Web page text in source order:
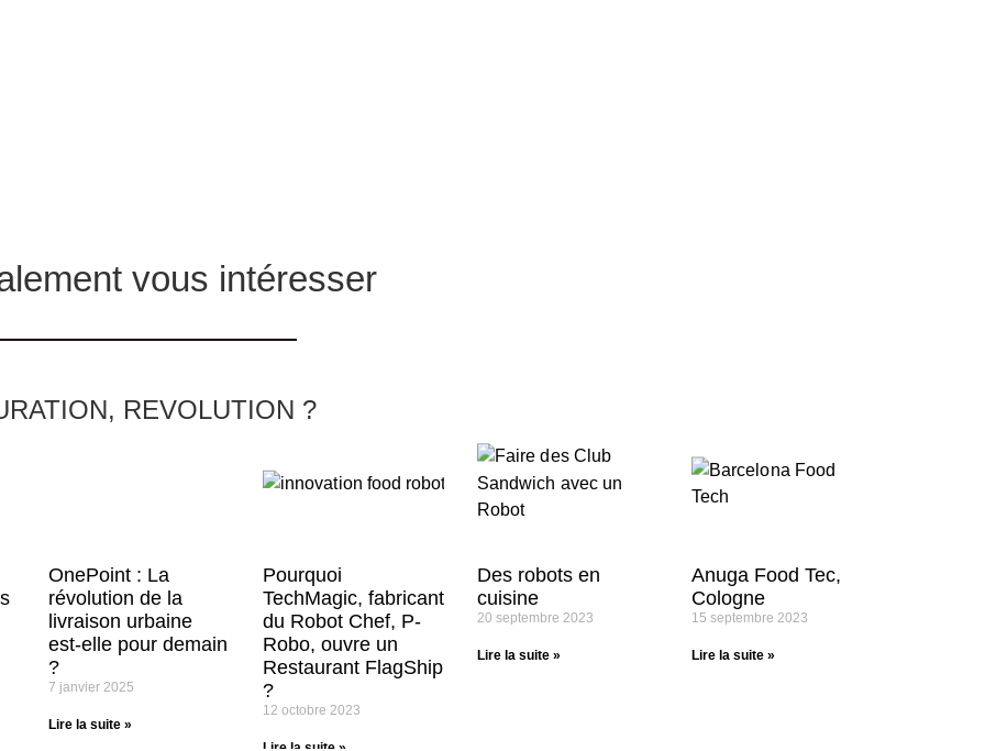
vous intéresser
REVOLUTION ?
OnePoint : La
révolution de la
livraison urbaine
est-elle pour demain
?
7 janvier 2025
Lire la suite »
Pourquoi
TechMagic, fabricant
du Robot Chef, P-
Robo, ouvre un
Restaurant FlagShip
?
12 octobre 2023
Lire la suite »
Des robots en
cuisine
20 septembre 2023
Lire la suite »
Anuga Food Tec,
Cologne
15 septembre 2023
Lire la suite »